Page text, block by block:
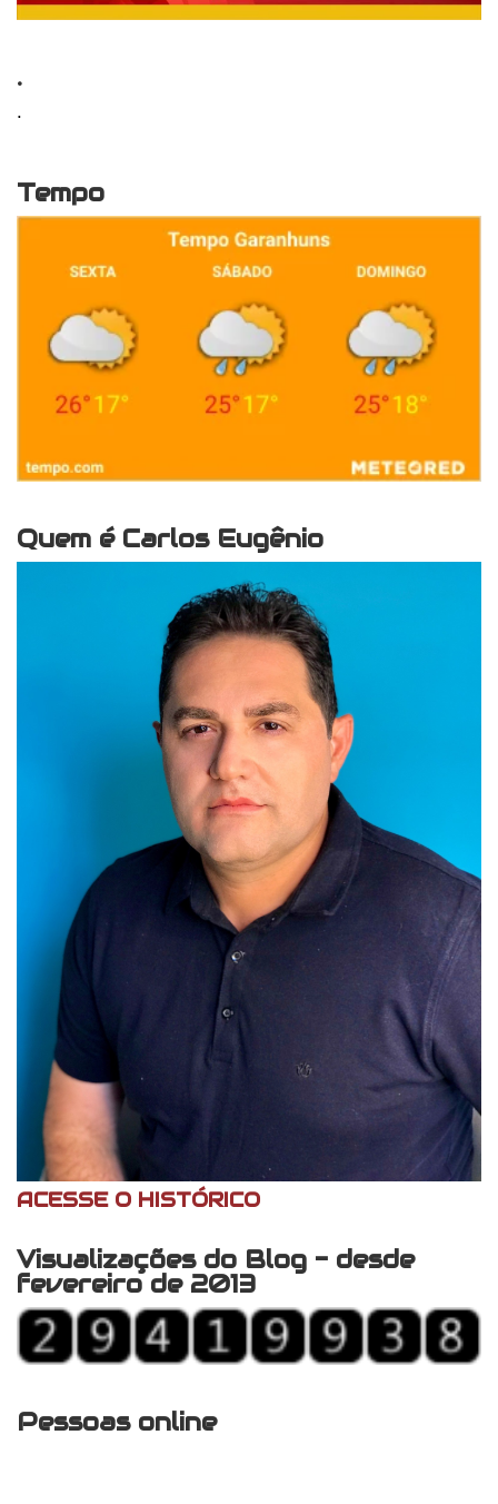
.
.
Tempo
Quem é Carlos Eugênio
ACESSE O HISTÓRICO
Visualizações do Blog - desde
fevereiro de 2013
Pessoas online